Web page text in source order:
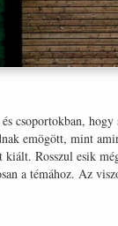
csoportokban,
emögött, mint
Rosszul esik
a témához. Az